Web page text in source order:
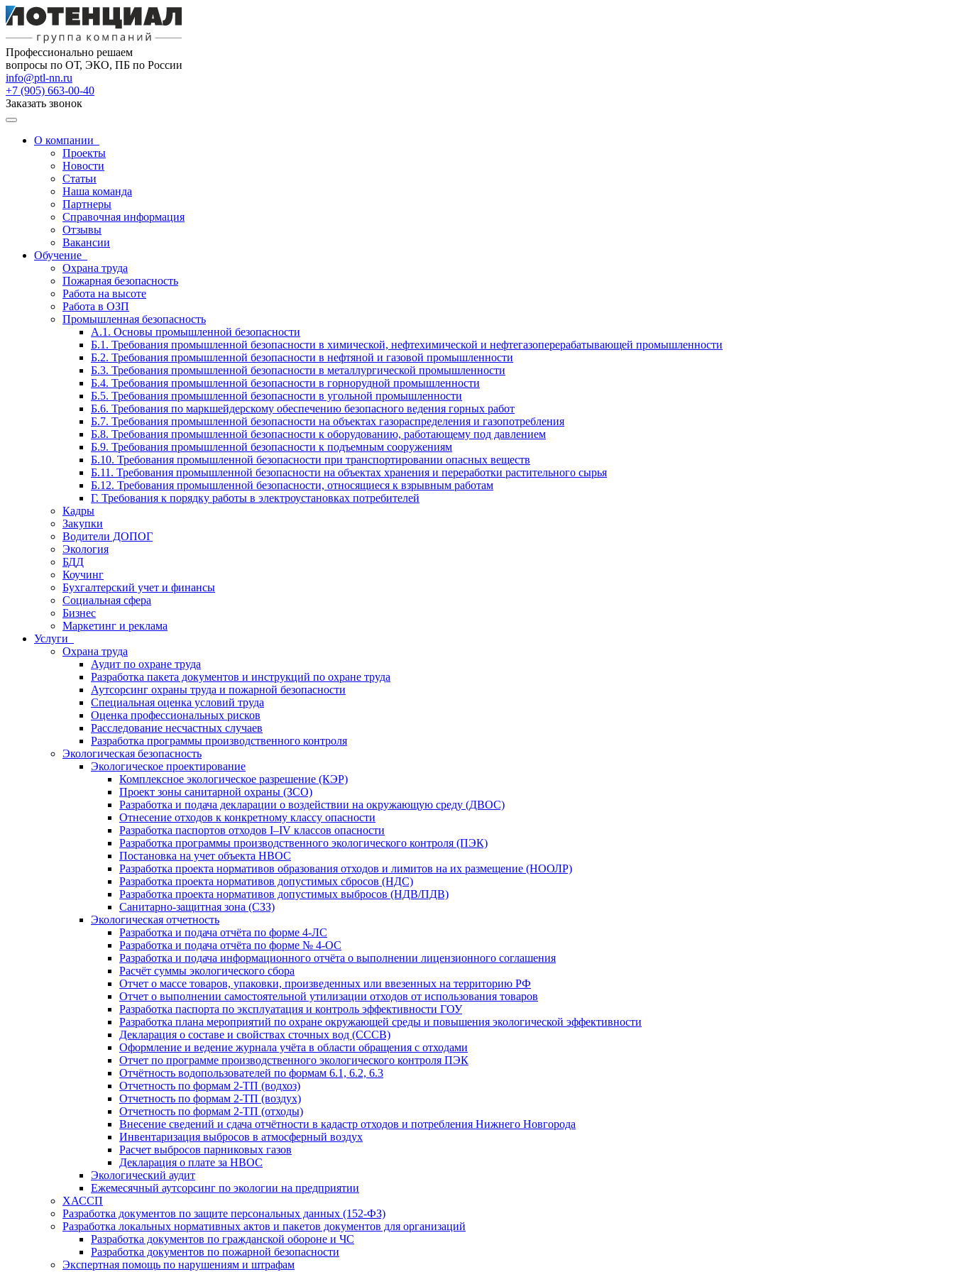
Профессионально решаем
вопросы по ОТ, ЭКО, ПБ по России
info@ptl-nn.ru
+7 (905) 663-00-40
Заказать звонок
О компании
Проекты
Новости
Статьи
Наша команда
Партнеры
Справочная информация
Отзывы
Вакансии
Обучение
Охрана труда
Пожарная безопасность
Работа на высоте
Работа в ОЗП
Промышленная безопасность
А.1. Основы промышленной безопасности
Б.1. Требования промышленной безопасности в химической, нефтехимической и нефтегазоперерабатывающей промышленности
Б.2. Требования промышленной безопасности в нефтяной и газовой промышленности
Б.3. Требования промышленной безопасности в металлургической промышленности
Б.4. Требования промышленной безопасности в горнорудной промышленности
Б.5. Требования промышленной безопасности в угольной промышленности
Б.6. Требования по маркшейдерскому обеспечению безопасного ведения горных работ
Б.7. Требования промышленной безопасности на объектах газораспределения и газопотребления
Б.8. Требования промышленной безопасности к оборудованию, работающему под давлением
Б.9. Требования промышленной безопасности к подъемным сооружениям
Б.10. Требования промышленной безопасности при транспортировании опасных веществ
Б.11. Требования промышленной безопасности на объектах хранения и переработки растительного сырья
Б.12. Требования промышленной безопасности, относящиеся к взрывным работам
Г. Требования к порядку работы в электроустановках потребителей
Кадры
Закупки
Водители ДОПОГ
Экология
БДД
Коучинг
Бухгалтерский учет и финансы
Социальная сфера
Бизнес
Маркетинг и реклама
Услуги
Охрана труда
Аудит по охране труда
Разработка пакета документов и инструкций по охране труда
Аутсорсинг охраны труда и пожарной безопасности
Специальная оценка условий труда
Оценка профессиональных рисков
Расследование несчастных случаев
Разработка программы производственного контроля
Экологическая безопасность
Экологическое проектирование
Комплексное экологическое разрешение (КЭР)
Проект зоны санитарной охраны (ЗСО)
Разработка и подача декларации о воздействии на окружающую среду (ДВОС)
Отнесение отходов к конкретному классу опасности
Разработка паспортов отходов I–IV классов опасности
Разработка программы производственного экологического контроля (ПЭК)
Постановка на учет объекта НВОС
Разработка проекта нормативов образования отходов и лимитов на их размещение (НООЛР)
Разработка проекта нормативов допустимых сбросов (НДС)
Разработка проекта нормативов допустимых выбросов (НДВ/ПДВ)
Санитарно-защитная зона (СЗЗ)
Экологическая отчетность
Разработка и подача отчёта по форме 4-ЛС
Разработка и подача отчёта по форме № 4-ОС
Разработка и подача информационного отчёта о выполнении лицензионного соглашения
Расчёт суммы экологического сбора
Отчет о массе товаров, упаковки, произведенных или ввезенных на территорию РФ
Отчет о выполнении самостоятельной утилизации отходов от использования товаров
Разработка паспорта по эксплуатация и контроль эффективности ГОУ
Разработка плана мероприятий по охране окружающей среды и повышения экологической эффективности
Декларация о составе и свойствах сточных вод (СССВ)
Оформление и ведение журнала учёта в области обращения с отходами
Отчет по программе производственного экологического контроля ПЭК
Отчётность водопользователей по формам 6.1, 6.2, 6.3
Отчетность по формам 2-ТП (водхоз)
Отчетность по формам 2-ТП (воздух)
Отчетность по формам 2-ТП (отходы)
Внесение сведений и сдача отчётности в кадастр отходов и потребления Нижнего Новгорода
Инвентаризация выбросов в атмосферный воздух
Расчет выбросов парниковых газов
Декларация о плате за НВОС
Экологический аудит
Ежемесячный аутсорсинг по экологии на предприятии
ХАССП
Разработка документов по защите персональных данных (152-ФЗ)
Разработка локальных нормативных актов и пакетов документов для организаций
Разработка документов по гражданской обороне и ЧС
Разработка документов по пожарной безопасности
Экспертная помощь по нарушениям и штрафам